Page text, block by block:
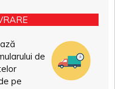
de
pe